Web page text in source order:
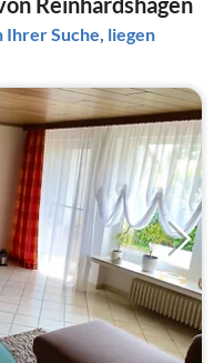
Suche, liegen